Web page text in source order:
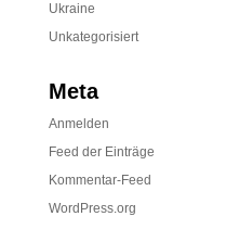
Ukraine
Unkategorisiert
Meta
Anmelden
Feed der Einträge
Kommentar-Feed
WordPress.org